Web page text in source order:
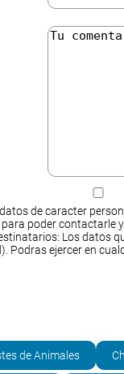
de caracter
poder contactarle
Los datos
Podras ejercer en
de Animales